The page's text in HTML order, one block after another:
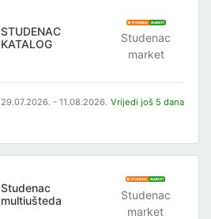
STUDENAC
KATALOG
Studenac
market
29.07.2026. - 11.08.2026. Vrijedi još 5 dana
Studenac
multiušteda
Studenac
market